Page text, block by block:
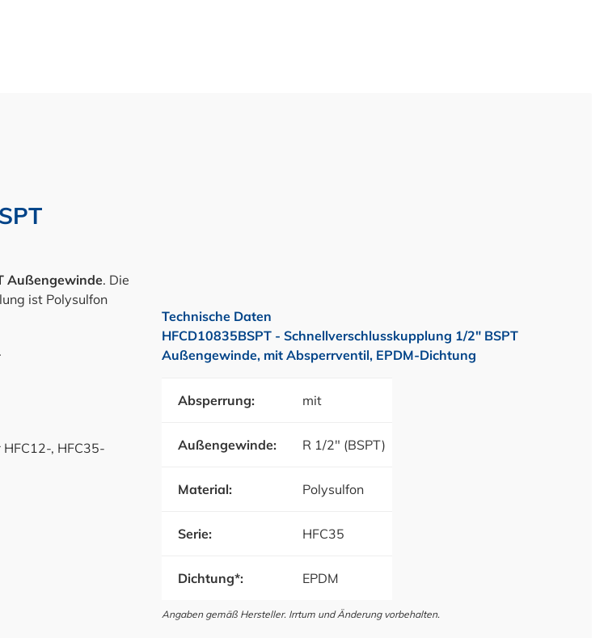
Außengewinde. Die
ist Polysulfon
.
, HFC35-
Technische Daten
HFCD10835BSPT - Schnellverschlusskupplung 1/2" BSPT
Außengewinde, mit Absperrventil, EPDM-Dichtung
Absperrung: mit
Außengewinde: R 1/2" (BSPT)
Material: Polysulfon
Serie: HFC35
Dichtung*: EPDM
Angaben gemäß Hersteller. Irrtum und Änderung vorbehalten.